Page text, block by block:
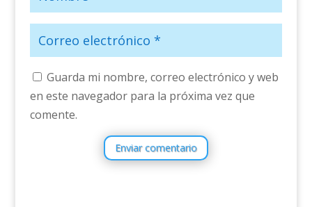
Guarda mi nombre, correo electrónico y web
en este navegador para la próxima vez que
comente.
Enviar comentario